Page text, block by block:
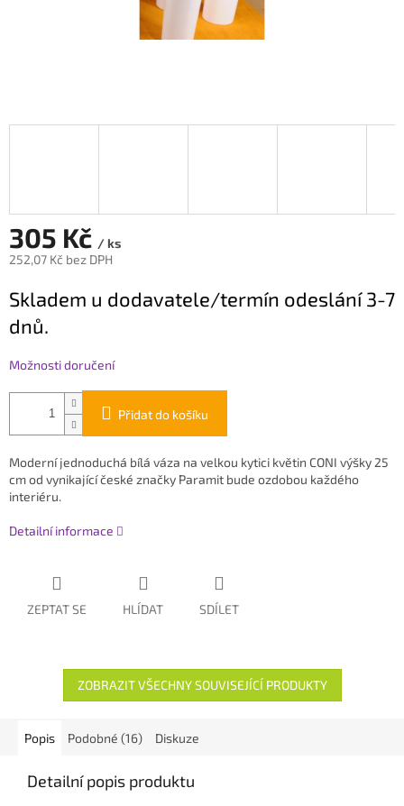
305 Kč / ks
252,07 Kč bez DPH
cena:
Skladem u dodavatele/termín odeslání 3-7
dnů.
Možnosti doručení
Přidat do košíku
Moderní jednoduchá bílá váza na velkou kytici květin CONI výšky 25
cm od vynikající české značky Paramit bude ozdobou každého
interiéru.
Detailní informace
ZEPTAT SE HLÍDAT SDÍLET
ZOBRAZIT VŠECHNY SOUVISEJÍCÍ PRODUKTY
Popis Podobné (16) Diskuze
Detailní popis produktu